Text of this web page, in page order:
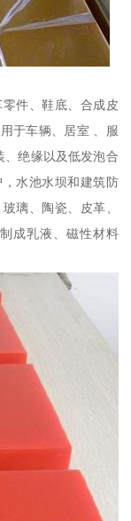
件、鞋底、合成皮
于车辆、居室 、服
、绝缘以及低发泡合
水池水坝和建筑防
璃、陶瓷、皮革、
成乳液、磁性材料